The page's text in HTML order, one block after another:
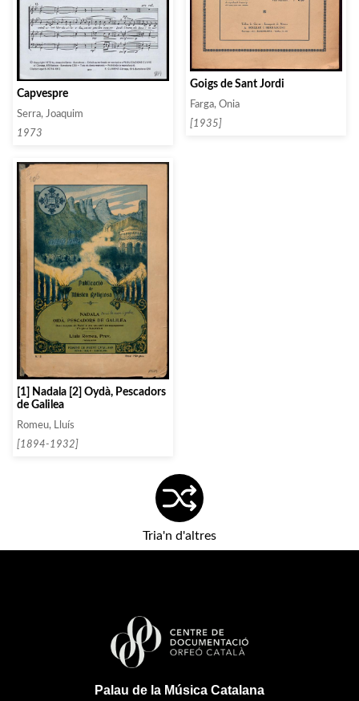
Capvespre
Serra, Joaquim
1973
Goigs de Sant Jordi
Farga, Onia
[1935]
[1] Nadala [2] Oydà, Pescadors
de Galilea
Romeu, Lluís
[1894-1932]
Tria'n d'altres
Palau de la Música Catalana